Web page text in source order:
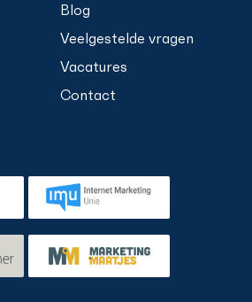
Blog
Veelgestelde vragen
Vacatures
Contact